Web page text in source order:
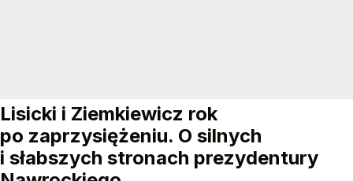
Lisicki i Ziemkiewicz rok
po zaprzysiężeniu. O silnych
i słabszych stronach prezydentury